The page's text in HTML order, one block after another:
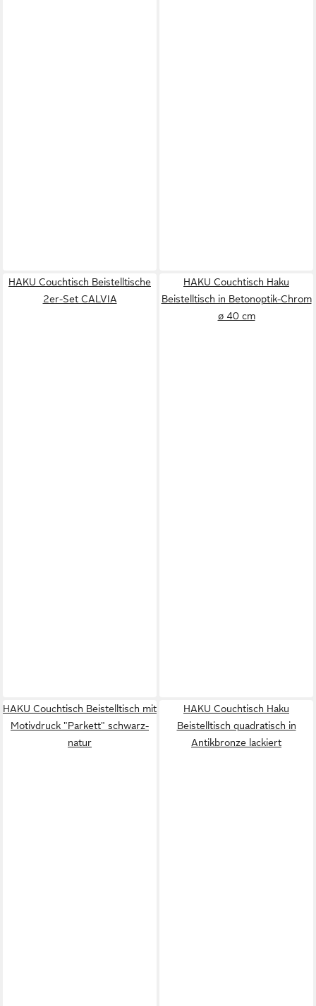
HAKU Couchtisch Beistelltische
2er-Set CALVIA
HAKU Couchtisch Haku
Beistelltisch in Betonoptik-Chrom
ø 40 cm
HAKU Couchtisch Beistelltisch mit
Motivdruck "Parkett" schwarz-
natur
HAKU Couchtisch Haku
Beistelltisch quadratisch in
Antikbronze lackiert